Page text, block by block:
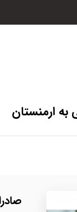
به ارمنستان